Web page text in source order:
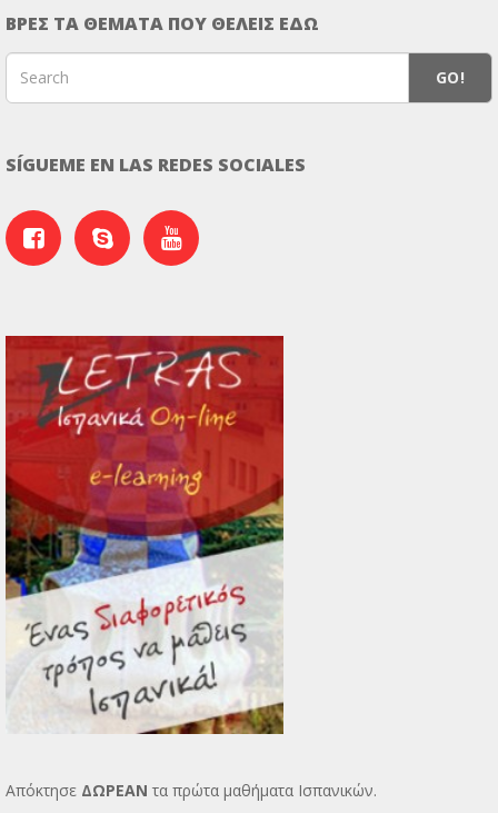
ΒΡΕΣ ΤΑ ΘΕΜΑΤΑ ΠΟΥ ΘΕΛΕΙΣ ΕΔΩ
GO!
SÍGUEME EN LAS REDES SOCIALES
Απόκτησε ΔΩΡΕΑΝ τα πρώτα μαθήματα Ισπανικών.